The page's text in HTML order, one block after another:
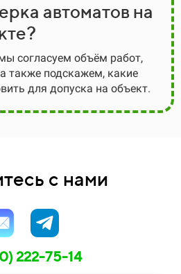
автоматов на
согласуем объём работ,
также подскажем, какие
для допуска на объект.
с нами
222-75-14